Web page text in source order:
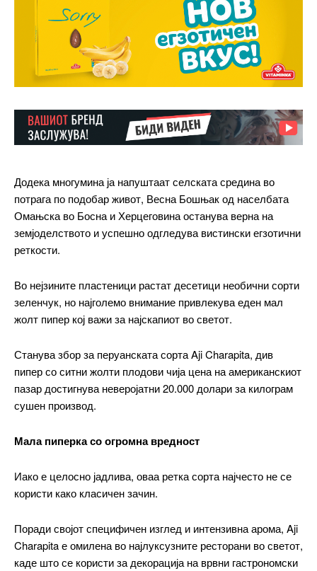
Додека многумина ја напуштаат селската средина во
потрага по подобар живот, Весна Бошњак од населбата
Омањска во Босна и Херцеговина останува верна на
земјоделството и успешно одгледува вистински егзотични
реткости.
Во нејзините пластеници растат десетици необични сорти
зеленчук, но најголемо внимание привлекува еден мал
жолт пипер кој важи за најскапиот во светот.
Станува збор за перуанската сорта Aji Charapita, див
пипер со ситни жолти плодови чија цена на американскиот
пазар достигнува неверојатни 20.000 долари за килограм
сушен производ.
Мала пиперка со огромна вредност
Иако е целосно јадлива, оваа ретка сорта најчесто не се
користи како класичен зачин.
Поради својот специфичен изглед и интензивна арома, Aji
Charapita е омилена во најлуксузните ресторани во светот,
каде што се користи за декорација на врвни гастрономски